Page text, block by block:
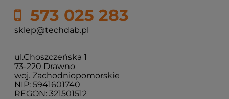
573 025 283
sklep@techdab.pl
ul.Choszczeńska 1
73-220 Drawno
woj. Zachodniopomorskie
NIP: 5941601740
REGON: 321501512